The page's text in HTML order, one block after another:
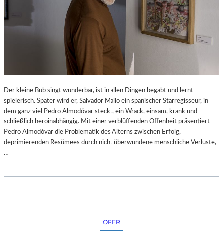
Der kleine Bub singt wunderbar, ist in allen Dingen begabt und lernt
spielerisch. Später wird er, Salvador Mallo ein spanischer Starregisseur, in
dem ganz viel Pedro Almodóvar steckt, ein Wrack, einsam, krank und
schließlich heroinabhängig. Mit einer verblüffenden Offenheit präsentiert
Pedro Almodóvar die Problematik des Alterns zwischen Erfolg,
deprimierenden Resümees durch nicht überwundene menschliche Verluste,
…
OPER